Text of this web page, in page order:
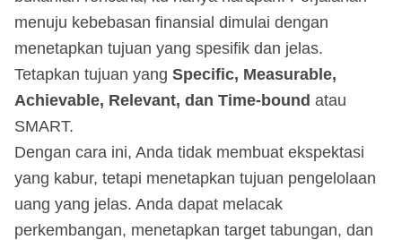
menuju kebebasan finansial dimulai dengan
menetapkan tujuan yang spesifik dan jelas.
Tetapkan tujuan yang Specific, Measurable,
Achievable, Relevant, dan Time-bound atau
SMART.
Dengan cara ini, Anda tidak membuat ekspektasi
yang kabur, tetapi menetapkan tujuan pengelolaan
uang yang jelas. Anda dapat melacak
perkembangan, menetapkan target tabungan, dan